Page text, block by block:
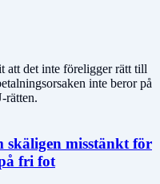
att det inte föreligger rätt till
inte beror på
rätten.
skäligen misstänkt för
fri fot